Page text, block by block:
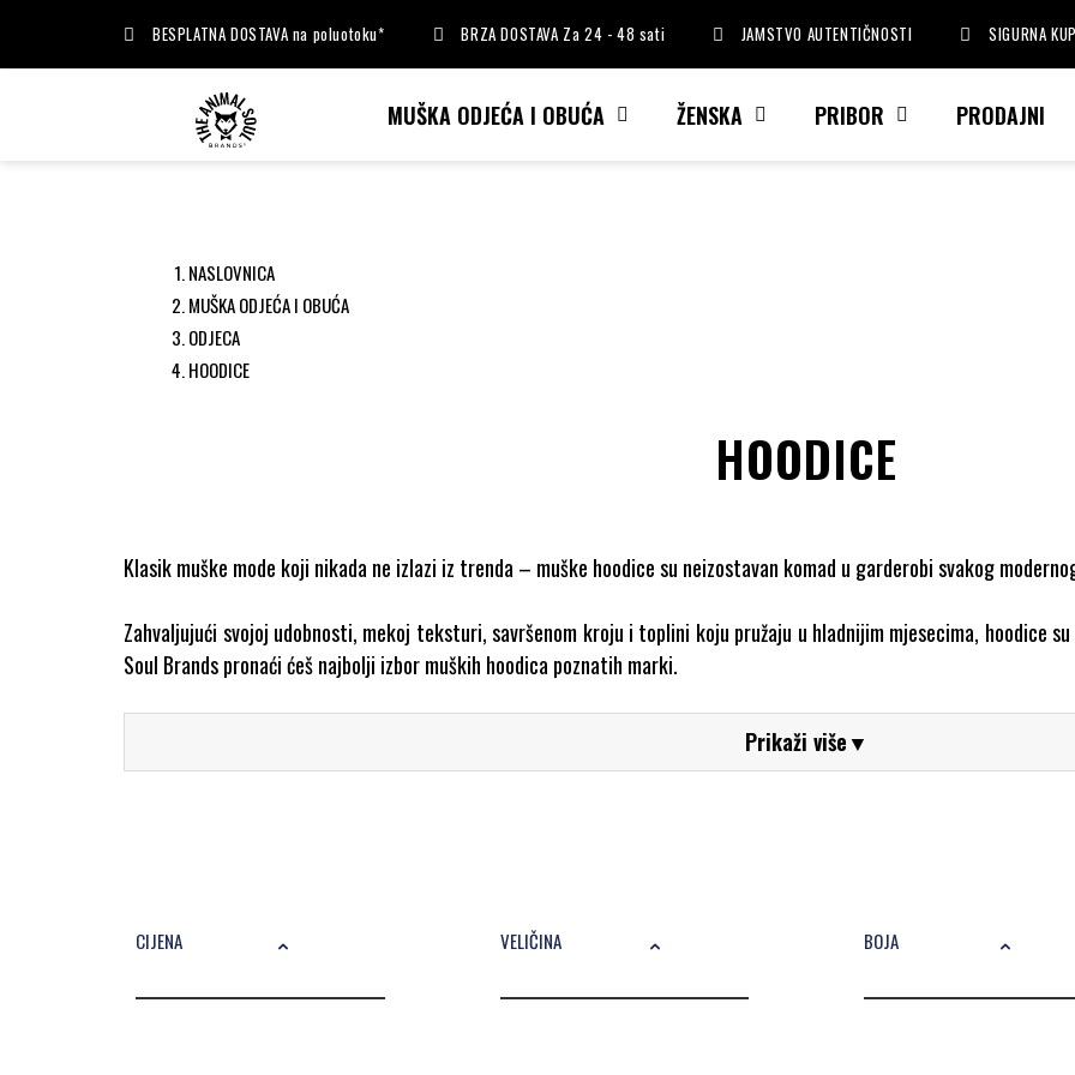
BESPLATNA DOSTAVA na poluotoku* BRZA DOSTAVA Za 24 - 48 sati JAMSTVO AUTENTIČNOSTI SIGURNA
MUŠKA ODJEĆA I OBUĆA ŽENSKA PRIBOR PRODAJNI
NASLOVNICA
MUŠKA ODJEĆA I OBUĆA
ODJECA
HOODICE
HOODICE
Klasik muške mode koji nikada ne izlazi iz trenda – muške hoodice su neizostavan komad u garderobi svakog
Zahvaljujući svojoj udobnosti, mekoj teksturi, savršenom kroju i toplini koju pružaju u hladnijim mjesecima, hoodice
Soul Brands pronaći ćeš najbolji izbor muških hoodica poznatih marki.
Nudimo najtraženije modele brendiranih hoodica za muškarce, jer uvijek predviđamo modne trendove i pažljivo
Postoji mnogo vrsta hoodica – ključno je pronaći onu koja ti najbolje pristaje. U našoj ponudi naći ćeš širok izbor
sve veličine i boje.
Prikaži više▼
CIJENA VELIČINA BOJA